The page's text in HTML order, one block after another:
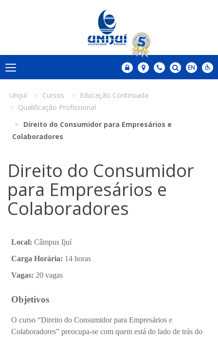
Unijuí Cursos
Educação Continuada
Qualificação Profissional
Direito do Consumidor para Empresários e
Colaboradores
Direito do Consumidor
para Empresários e
Colaboradores